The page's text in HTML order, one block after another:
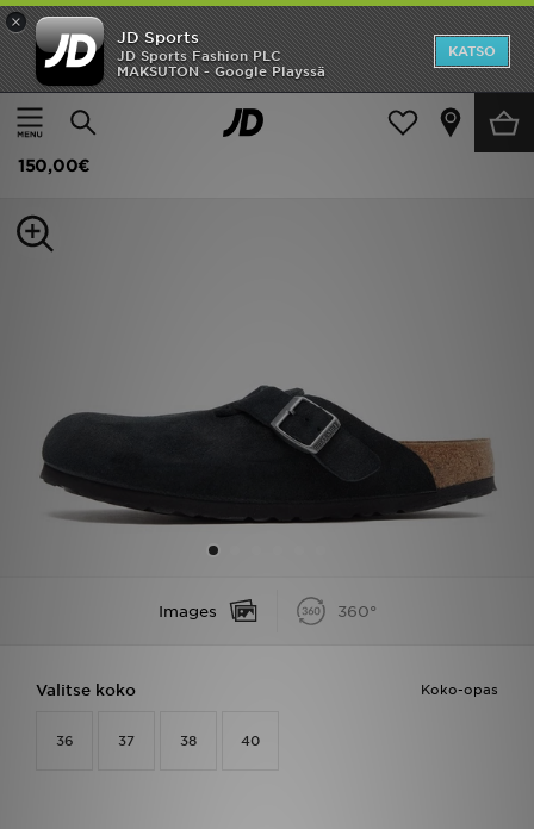
×
JD Sports
JD Sports Fashion PLC
MAKSUTON - Google Playssä
KATSO
Etusivu
Naiset Naisten kengät Tennarit
Birkenstock Boston Naiset
150,00€
Images 360°
Koko-opas
Valitse koko
36 37 38 40
Etusivu
Ale
Miehet
Tuotemerkit
Inspiroidu
Minun JD
Minun viestini